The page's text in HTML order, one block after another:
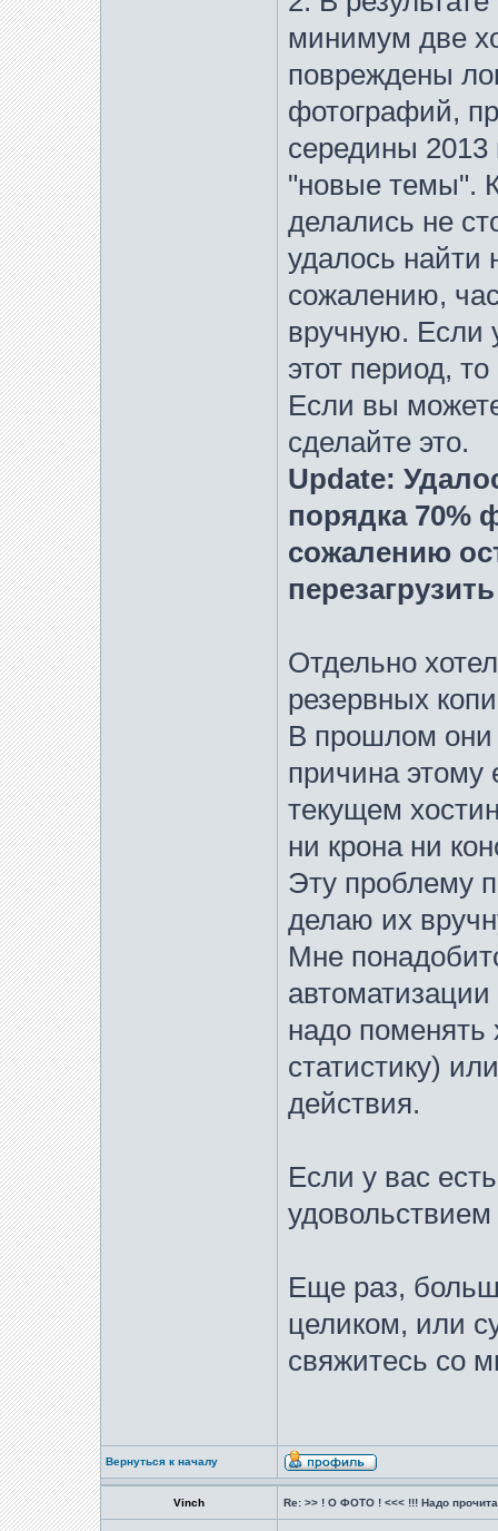
минимум две
повреждены
фотографий,
середины 2013
"новые темы".
делались не
удалось найти
сожалению,
вручную. Если
этот период,
Если вы
сделайте это.
Update:
порядка 70%
сожалению
Отдельно
резервных
В прошлом они
причина этому
текущем
ни крона ни
Эту проблему
делаю их
Мне
автоматизации
надо поменять
статистику)
действия.
Если у вас
Еще раз,
целиком, или
свяжитесь со
Вернуться к началу
Vinch Re: >> ! О ФОТО ! <<< !!! Надо